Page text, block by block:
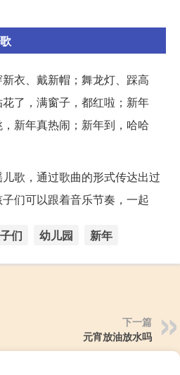
新衣、戴新帽；舞龙灯、踩高
了，满窗子，都红啦；新年
新年真热闹；新年到，哈哈
歌，通过歌曲的形式传达出过
们可以跟着音乐节奏，一起
们 幼儿园 新年
下一篇
元宵放油放水吗